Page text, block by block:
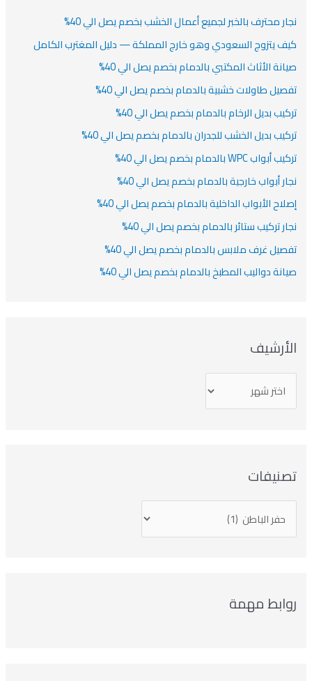
ن
:
نجار محترف بالخبر لجميع أعمال الخشب بخصم يصل الي 40%
كيف يتزوج السعودي وهو خارج المملكة — دليل المغترب الكامل
صيانة الأثاث المكتبي بالدمام بخصم يصل الي 40%
تفصيل طاولات خشبية بالدمام بخصم يصل الي 40%
تركيب بديل الرخام بالدمام بخصم يصل الي 40%
تركيب بديل الخشب للجدران بالدمام بخصم يصل الي 40%
تركيب أبواب WPC بالدمام بخصم يصل الي 40%
نجار أبواب خارجية بالدمام بخصم يصل الي 40%
إصلاح الأبواب الداخلية بالدمام بخصم يصل الي 40%
نجار تركيب ستائر بالدمام بخصم يصل الي 40%
تفصيل غرف ملابس بالدمام بخصم يصل الي 40%
صيانة دواليب المطبخ بالدمام بخصم يصل الي 40%
الأرشيف
تصنيفات
روابط مهمة